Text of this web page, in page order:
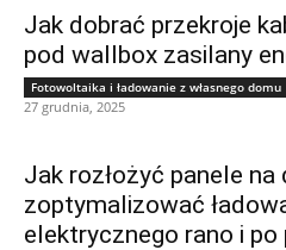
Jak dobrać przekroje
pod wallbox zasilany
Fotowoltaika i ładowanie z własnego domu
27 grudnia, 2025
Jak rozłożyć panele na
zoptymalizować
elektrycznego rano i po